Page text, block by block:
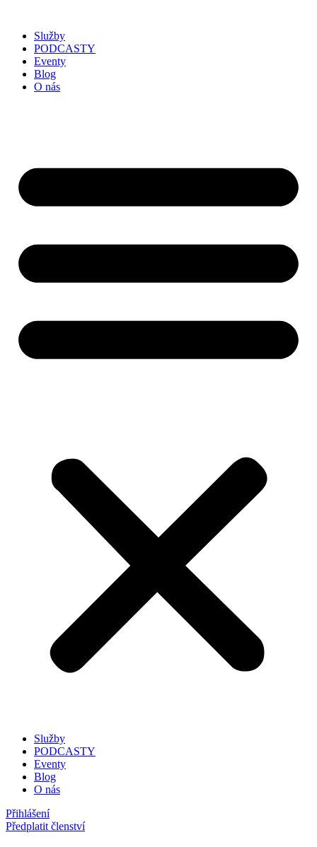
Služby
PODCASTY
Eventy
Blog
O nás
Služby
PODCASTY
Eventy
Blog
O nás
Přihlášení
Předplatit členství